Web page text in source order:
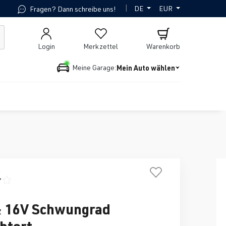
Fragen? Dann schreibe uns! | DE EUR
Merkzettel
Login Warenkorb
Meine Garage:Mein Auto wählen
Bewertung von 3.5 von 5 Sternen
16V Schwungrad